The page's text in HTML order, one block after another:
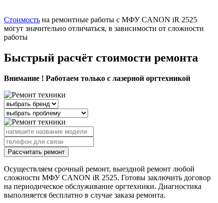
Стоимость на ремонтные работы с МФУ CANON iR 2525
могут значительно отличаться, в зависимости от сложности
работы
Быстрый расчёт стоимости ремонта
Внимание ! Работаем только с лазерной оргтехникой
Рассчитать ремонт
Осуществляем срочный ремонт, выездной ремонт любой
сложности МФУ CANON iR 2525. Готовы заключить договор
на периодическое обслуживание оргтехники. Диагностика
выполняется бесплатно в случае заказа ремонта.